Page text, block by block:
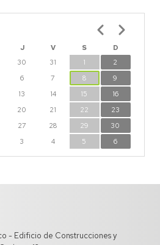
J V S
D
30 31 1
2
6 7 8
9
13 14 15
16
20 21 22
23
27 28 29
30
3 4 5 6
Paginación
- Edificio de Construcciones y